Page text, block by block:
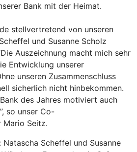
Bank mit der Heimat.
stellvertretend von unseren
und Susanne Scholz
Auszeichnung macht mich sehr
Entwicklung unserer
unseren Zusammenschluss
sicherlich nicht hinbekommen.
des Jahres motiviert auch
so unser Co-
Mario Seitz.
Scheffel und Susanne